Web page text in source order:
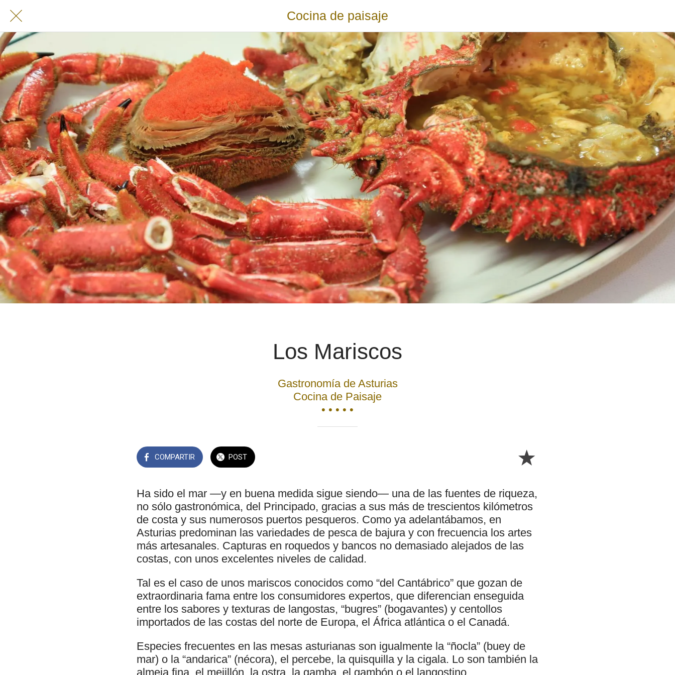
Cocina de paisaje
Los Mariscos
Gastronomía de Asturias
Cocina de Paisaje
• • • • •
COMPARTIR POST
Ha sido el mar —y en buena medida sigue siendo— una de las fuentes de riqueza,
no sólo gastronómica, del Principado, gracias a sus más de trescientos kilómetros
de costa y sus numerosos puertos pesqueros. Como ya adelantábamos, en
Asturias predominan las variedades de pesca de bajura y con frecuencia los artes
más artesanales. Capturas en roquedos y bancos no demasiado alejados de las
costas, con unos excelentes niveles de calidad.
Tal es el caso de unos mariscos conocidos como “del Cantábrico” que gozan de
extraordinaria fama entre los consumidores expertos, que diferencian enseguida
entre los sabores y texturas de langostas, “bugres” (bogavantes) y centollos
importados de las costas del norte de Europa, el África atlántica o el Canadá.
Especies frecuentes en las mesas asturianas son igualmente la “ñocla” (buey de
mar) o la “andarica” (nécora), el percebe, la quisquilla y la cigala. Lo son también la
almeja fina, el mejillón, la ostra, la gamba, el gambón o el langostino.